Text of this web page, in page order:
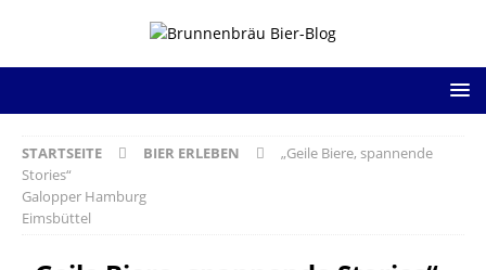
STARTSEITE BIER ERLEBEN
„Geile Biere, spannende
Stories“
Galopper Hamburg
Eimsbüttel